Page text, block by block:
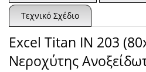
Τεχνικό Σχέδιο
Excel Titan IN 203
Νεροχύτης